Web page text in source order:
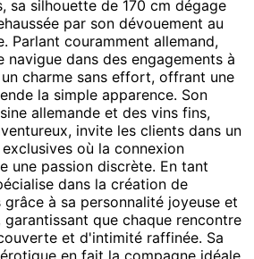
sa silhouette de 170 cm dégage
par son dévouement au
Parlant couramment allemand,
navigue dans des engagements à
charme sans effort, offrant une
la simple apparence. Son
allemande et des vins fins,
invite les clients dans un
où la connexion
une passion discrète. En tant
dans la création de
à sa personnalité joyeuse et
garantissant que chaque rencontre
et d'intimité raffinée. Sa
en fait la compagne idéale